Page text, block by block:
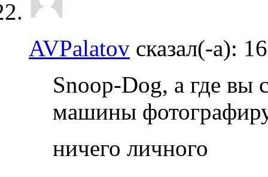
AVPalatov сказал(-а):
Snoop-Dog, а где вы
машины
ничего личного